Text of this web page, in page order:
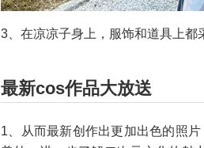
3、在凉凉子身上，服饰和道具上都
最新cos作品大放送
1、从而最新创作出更加出色的照